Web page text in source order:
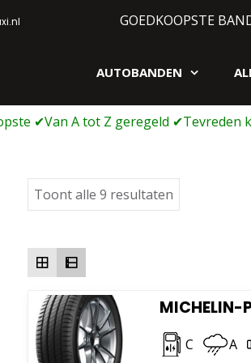
GOEDKOOPSTE
AUTOBANDEN
Toont alle 9 resultaten
op
MICHELIN-
C A